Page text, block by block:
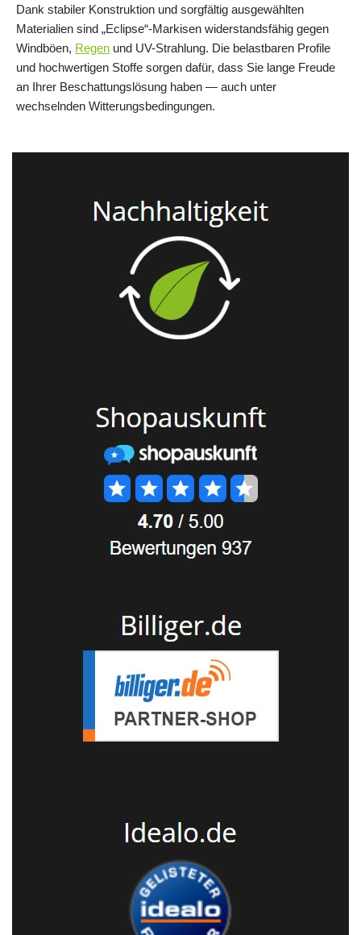
Dank stabiler Konstruktion und sorgfältig ausgewählten
Materialien sind „Eclipse“-Markisen widerstandsfähig gegen
Windböen, Regen und UV-Strahlung. Die belastbaren Profile
und hochwertigen Stoffe sorgen dafür, dass Sie lange Freude
an Ihrer Beschattungslösung haben — auch unter
wechselnden Witterungsbedingungen.